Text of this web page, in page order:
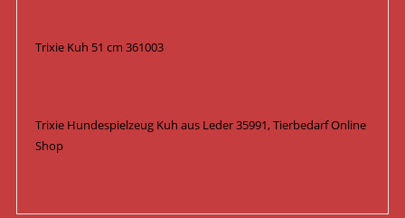
Trixie Kuh 51 cm 361003
Trixie Hundespielzeug Kuh aus Leder 35991, Tierbedarf Online
Shop